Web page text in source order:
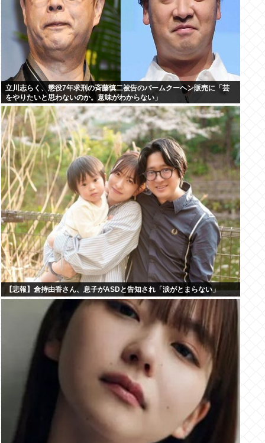
立川志らく、懲役7年求刑の斉藤慎二被告のバームクーヘン販売に「芸
をやりたいと思わないのか。意味がわからない」
【悲報】倉持由香さん、息子がASDと告知され「涙がとまらない」